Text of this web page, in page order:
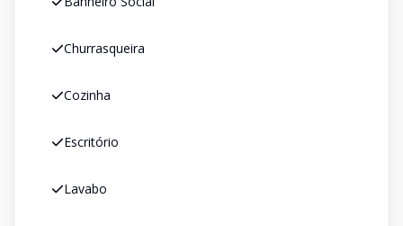
Churrasqueira
Cozinha
Escritório
Lavabo